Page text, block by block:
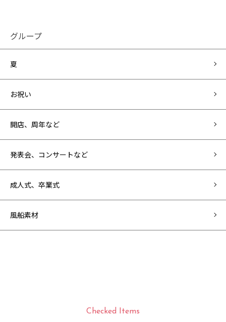
グループ
夏
お祝い
開店、周年など
発表会、コンサートなど
成人式、卒業式
風船素材
Checked Items